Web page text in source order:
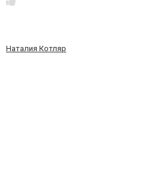
Наталия Котляр